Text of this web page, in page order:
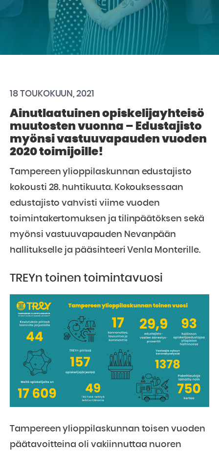
18 TOUKOKUUN, 2021
Ainutlaatuinen opiskelijayhteisö
muutosten vuonna – Edustajisto
myönsi vastuuvapauden vuoden
2020 toimijoille!
Tampereen ylioppilaskunnan edustajisto
kokousti 28. huhtikuuta. Kokouksessaan
edustajisto vahvisti viime vuoden
toimintakertomuksen ja tilinpäätöksen sekä
myönsi vastuuvapauden Nevanpään
hallitukselle ja pääsihteeri Venla Monterille.
TREYn toinen toimintavuosi
Tampereen ylioppilaskunnan toisen vuoden
päätavoitteina oli vakiinnuttaa nuoren